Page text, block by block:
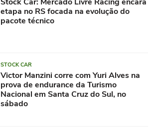
etapa no RS focada na evolução do
pacote técnico
STOCK CAR
Victor Manzini corre com Yuri Alves na
prova de endurance da Turismo
Nacional em Santa Cruz do Sul, no
sábado